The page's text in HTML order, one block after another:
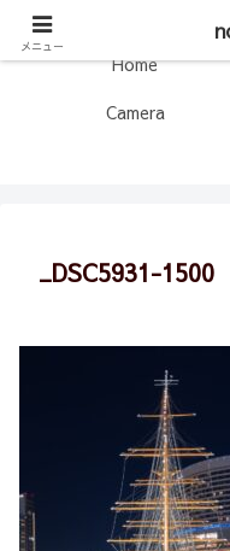
Home
Camera
_DSC5931-1500
メニュー